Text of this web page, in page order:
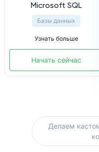
Microsoft SQL
Базы данных
Узнать больше
Начать сейчас
Делаем